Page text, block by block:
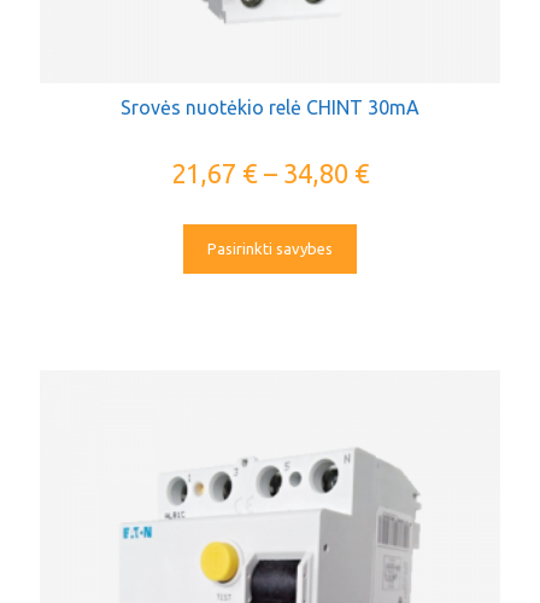
Srovės nuotėkio relė CHINT 30mA
21,67 €– 34,80 €
Pasirinkti savybes